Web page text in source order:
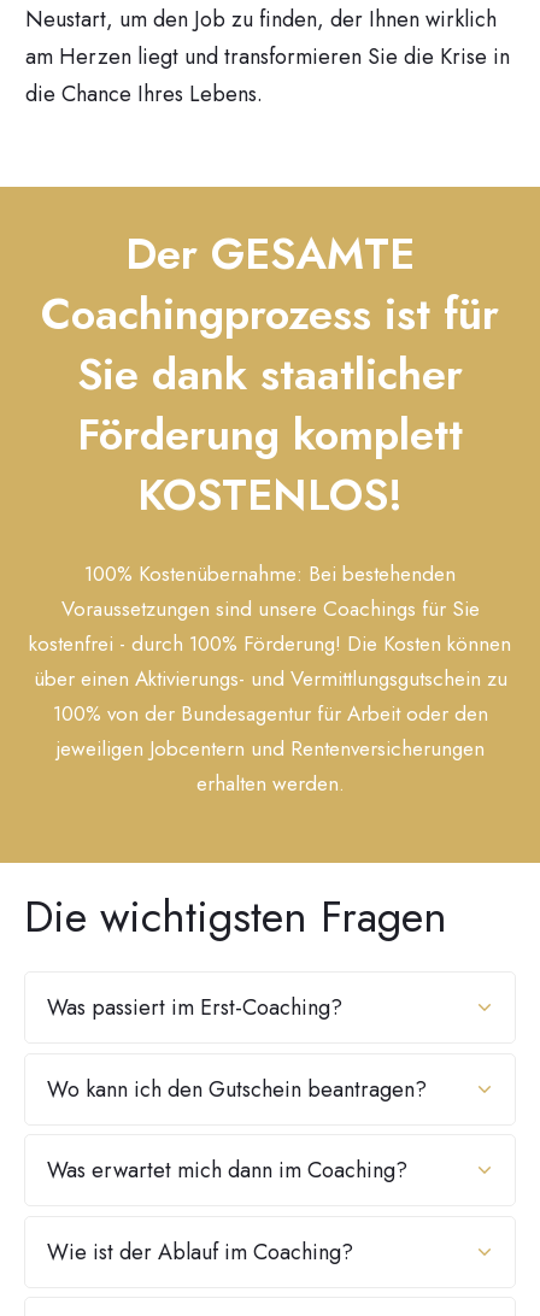
Neustart, um den Job zu finden, der Ihnen wirklich
am Herzen liegt und transformieren Sie die Krise in
die Chance Ihres Lebens.
Der GESAMTE
Coachingprozess ist für
Sie dank staatlicher
Förderung komplett
KOSTENLOS!
100% Kostenübernahme: Bei bestehenden
Voraussetzungen sind unsere Coachings für Sie
kostenfrei - durch 100% Förderung! Die Kosten können
über einen Aktivierungs- und Vermittlungsgutschein zu
100% von der Bundesagentur für Arbeit oder den
jeweiligen Jobcentern und Rentenversicherungen
erhalten werden.
Die wichtigsten Fragen
Was passiert im Erst-Coaching?
Wo kann ich den Gutschein beantragen?
Was erwartet mich dann im Coaching?
Wie ist der Ablauf im Coaching?